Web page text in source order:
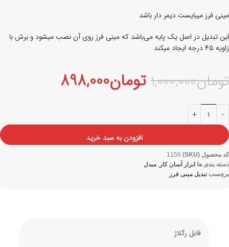
مینی فرز میبایست دیمر دار باشد
این تبدیل در اصل یک پایه می‌باشد که مینی فرز روی آن نصب میشود و برش با
زاویه ۴۵ درجه ایجاد میکند
تومان1,000,000 تومان898,000
افزودن به سبد خرید
کد محصول (SKU)
1156
دسته بندی ها ابزار آسان کار , مبدل
برچسب تبدیل مینی فرز
قابل رگلاژ